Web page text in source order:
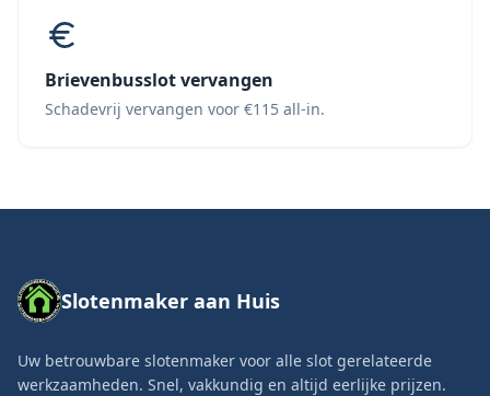
Brievenbusslot vervangen
Schadevrij vervangen voor €115 all-in.
Slotenmaker aan Huis
Uw betrouwbare slotenmaker voor alle slot gerelateerde
werkzaamheden. Snel, vakkundig en altijd eerlijke prijzen.